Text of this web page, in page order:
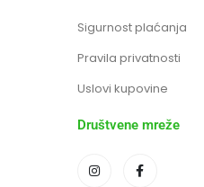
Sigurnost plaćanja
Pravila privatnosti
Uslovi kupovine
Društvene mreže